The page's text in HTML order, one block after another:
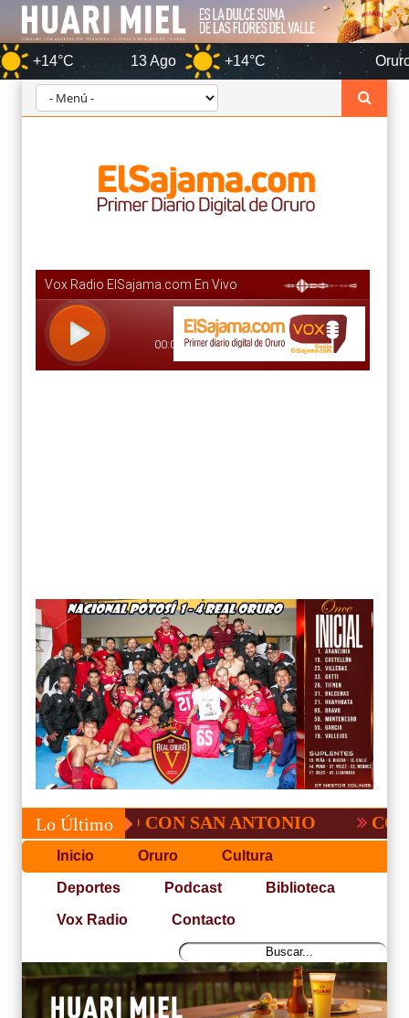
13 Ago +14°C Oruro
Lo Último
PUDO CON SAN ANTONIO COPA
Inicio Oruro Cultura
Deportes Podcast Biblioteca
Vox Radio Contacto